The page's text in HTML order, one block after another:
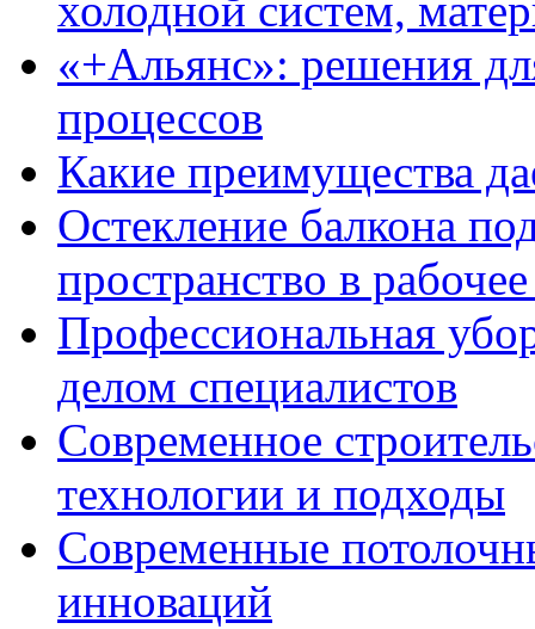
холодной систем,
«+Альянс»: решения
процессов
Какие преимущества
Остекление балкона
пространство в
Профессиональная
делом специалистов
Современное
технологии и подходы
Современные
инноваций